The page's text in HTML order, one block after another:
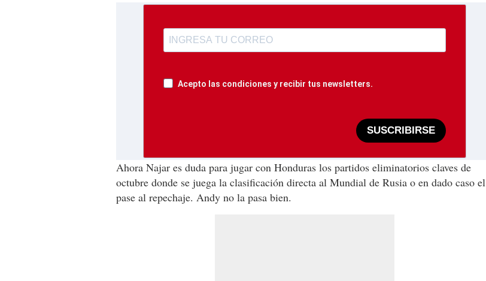
Acepto las condiciones y recibir tus newsletters.
SUSCRIBIRSE
Ahora Najar es duda para jugar con Honduras los partidos eliminatorios claves de
octubre donde se juega la clasificación directa al Mundial de Rusia o en dado caso el
pase al repechaje. Andy no la pasa bien.